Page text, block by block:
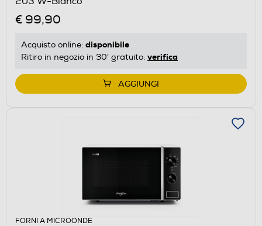
€ 99,90
Acquisto online: disponibile
Ritiro in negozio in 30' gratuito: verifica
AGGIUNGI
FORNI A MICROONDE